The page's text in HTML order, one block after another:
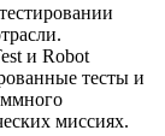
и Robot
тесты и
миссиях.